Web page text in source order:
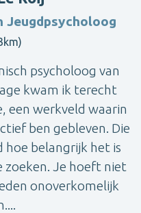
Jeugdpsycholoog
psycholoog van
kwam ik terecht
een werkveld waarin
ben gebleven. Die
hoe belangrijk het is
Je hoeft niet
onoverkomelijk